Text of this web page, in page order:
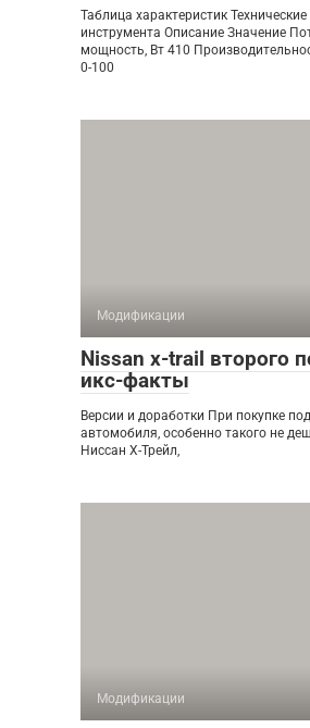
Таблица характеристик
инструмента Описание Значение
мощность, Вт 410
0-100
Модификации
Nissan x-trail второго
икс-факты
Версии и доработки При покупке
автомобиля, особенно такого не
Ниссан Х-Трейл,
Модификации